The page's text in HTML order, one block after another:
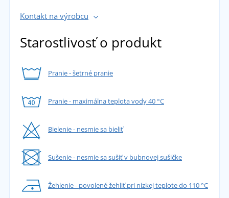
Kontakt na výrobcu
Starostlivosť o produkt
Pranie - šetrné pranie
Pranie - maximálna teplota vody 40 °C
Bielenie - nesmie sa bieliť
Sušenie - nesmie sa sušiť v bubnovej sušičke
Žehlenie - povolené žehliť pri nízkej teplote do 110 °C